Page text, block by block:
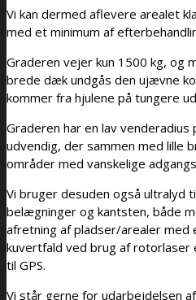
Vi kan dermed aflevere arealet
med et minimum af
Graderen vejer kun 1500 kg, og
brede dæk undgås den ujævne
kommer fra hjulene på tungere
Graderen har en lav
udvendig, der sammen med lille
områder med vanskelige
Vi bruger desuden også ultralyd
belægninger og kantsten, både
afretning af pladser/arealer
kuvertfald ved brug af rotorlaser
til GPS.
Vi står gerne for udarbejdelsen